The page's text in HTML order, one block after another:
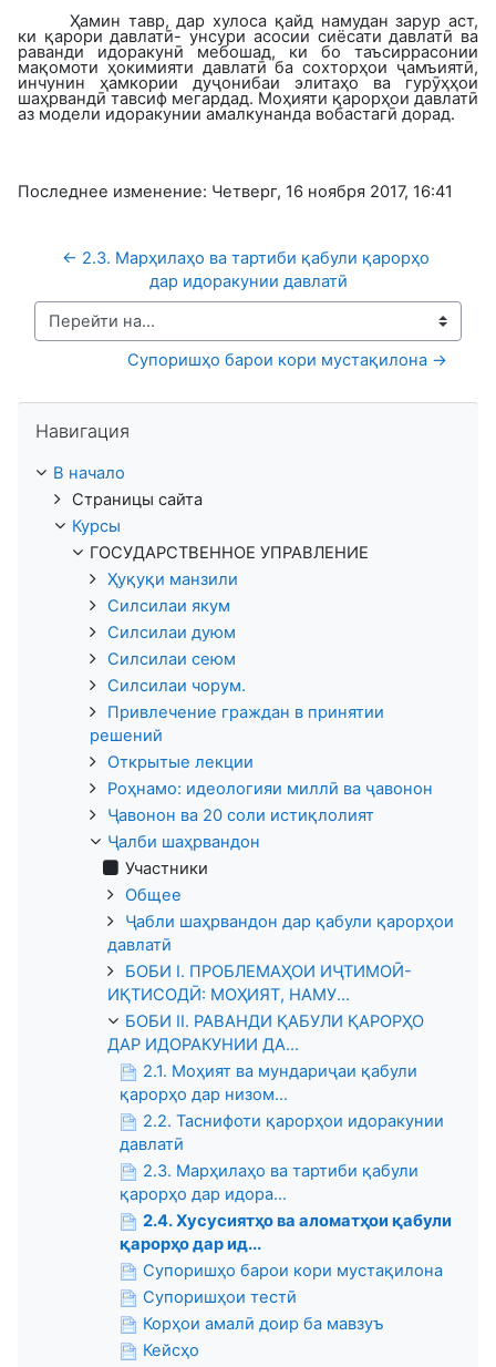
Ҳамин тавр, дар хулоса қайд намудан зарур аст,
ки қарори давлатӣ- унсури асосии сиёсати давлатӣ ва
раванди идоракунӣ мебошад, ки бо таъсиррасонии
мақомоти ҳокимияти давлатӣ ба сохторҳои ҷамъиятӣ,
инчунин ҳамкории дуҷонибаи элитаҳо ва гурӯҳҳои
шаҳрвандӣ тавсиф мегардад. Моҳияти қарорҳои давлатӣ
аз модели идоракунии амалкунанда вобастагӣ дорад.
Последнее изменение: Четверг, 16 ноября 2017, 16:41
← 2.3. Марҳилаҳо ва тартиби қабули қарорҳо
дар идоракунии давлатӣ
Перейти на...
Супоришҳо барои кори мустақилона →
Навигация
В начало
Страницы сайта
Курсы
ГОСУДАРСТВЕННОЕ УПРАВЛЕНИЕ
Ҳуқуқи манзили
Силсилаи якум
Силсилаи дуюм
Силсилаи сеюм
Силсилаи чорум.
Привлечение граждан в принятии
решений
Открытые лекции
Роҳнамо: идеологияи миллӣ ва ҷавонон
Ҷавонон ва 20 соли истиқлолият
Ҷалби шаҳрвандон
Участники
Общее
Ҷабли шаҳрвандон дар қабули қарорҳои
давлатӣ
БОБИ I. ПРОБЛЕМАҲОИ ИҶТИМОӢ-
ИҚТИСОДӢ: МОҲИЯТ, НАМУ...
БОБИ II. РАВАНДИ ҚАБУЛИ ҚАРОРҲО
ДАР ИДОРАКУНИИ ДА...
2.1. Моҳият ва мундариҷаи қабули
қарорҳо дар низом...
2.2. Таснифоти қарорҳои идоракунии
давлатӣ
2.3. Марҳилаҳо ва тартиби қабули
қарорҳо дар идора...
2.4. Хусусиятҳо ва аломатҳои қабули
қарорҳо дар ид...
Супоришҳо барои кори мустақилона
Супоришҳои тестӣ
Корҳои амалӣ доир ба мавзуъ
Кейсҳо